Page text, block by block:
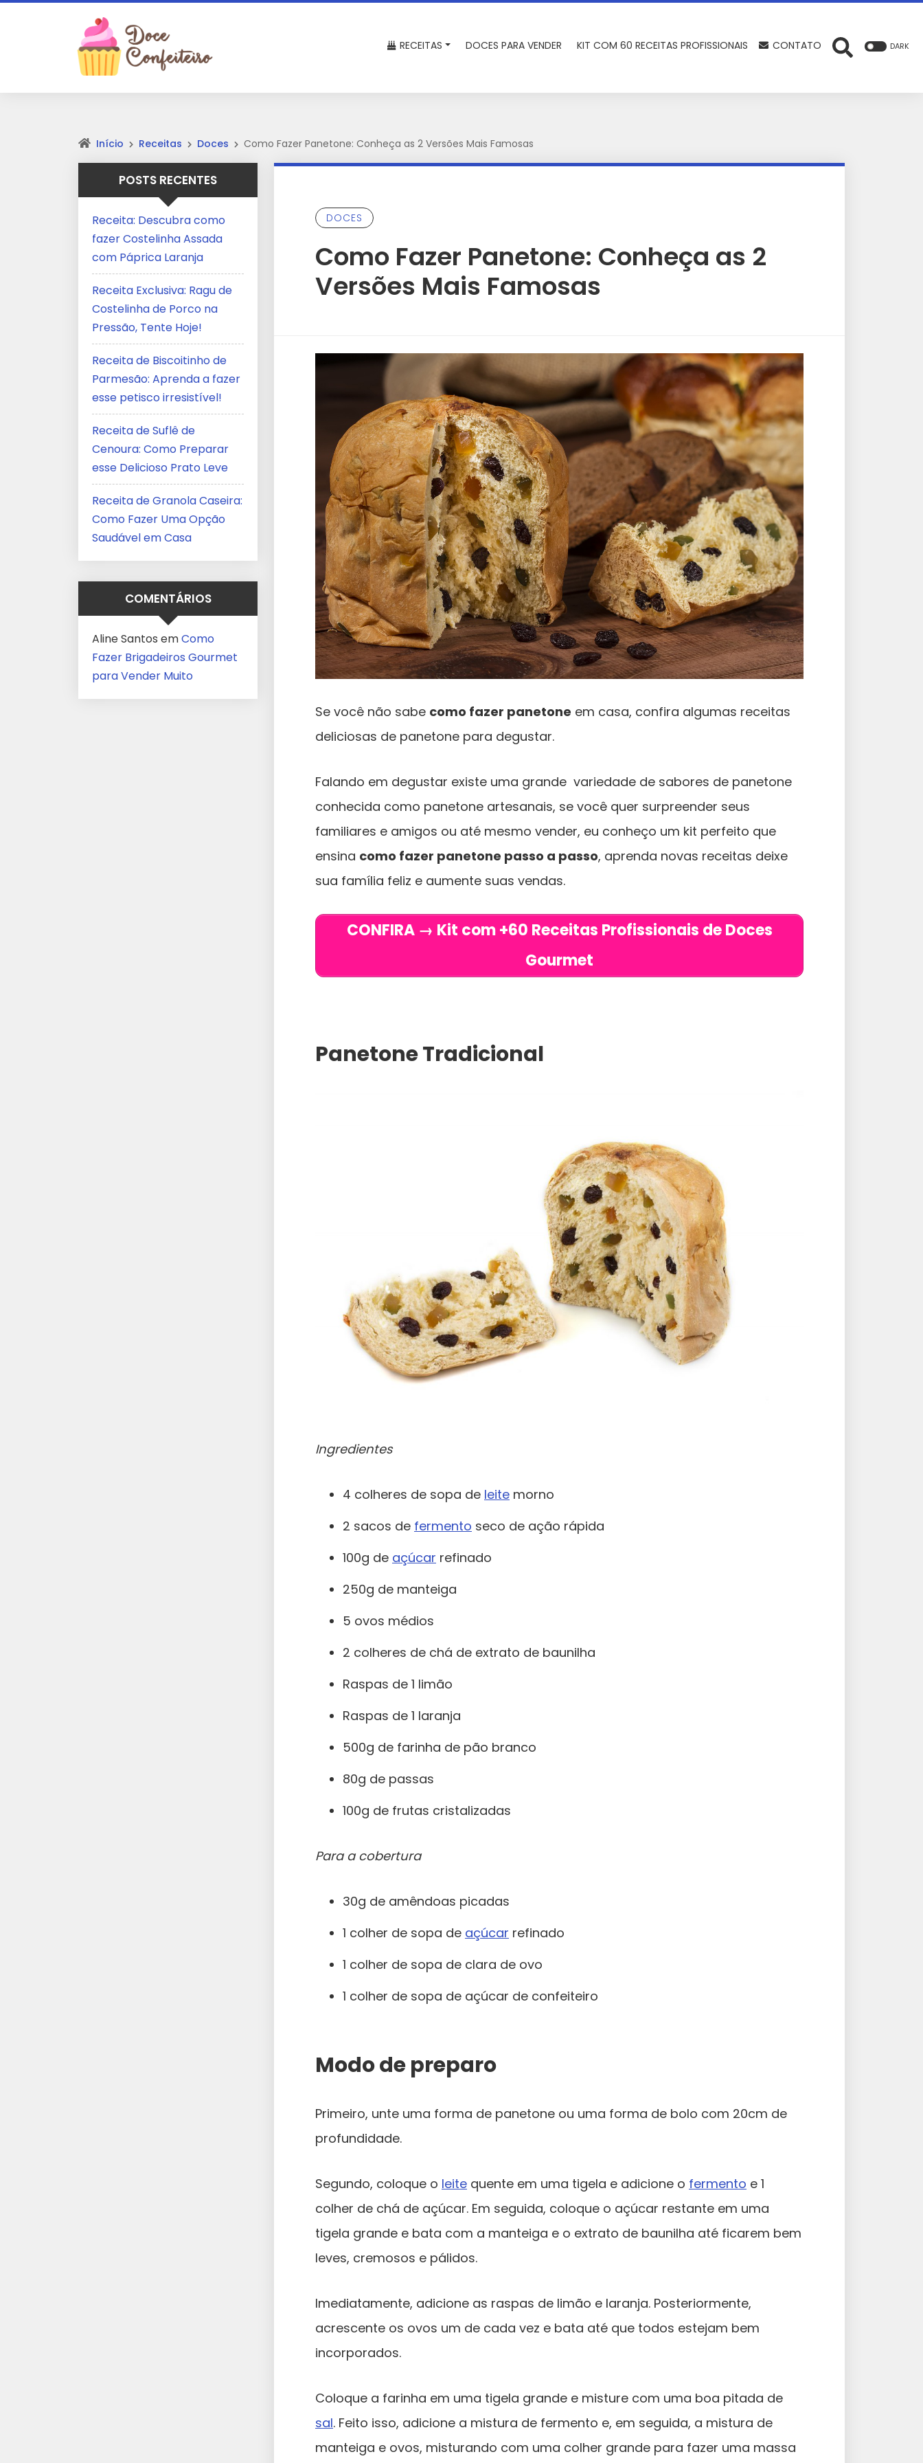
RECEITAS DOCES PARA VENDER KIT COM 60 RECEITAS PROFISSIONAIS CONTATO DARK
Início Receitas Doces Como Fazer Panetone: Conheça as 2 Versões Mais Famosas
DOCES
Como Fazer Panetone: Conheça as 2
Versões Mais Famosas
Se você não sabe como fazer panetone em casa, confira algumas receitas
deliciosas de panetone para degustar.
Falando em degustar existe uma grande variedade de sabores de panetone
conhecida como panetone artesanais, se você quer surpreender seus
familiares e amigos ou até mesmo vender, eu conheço um kit perfeito que
ensina como fazer panetone passo a passo, aprenda novas receitas deixe
sua família feliz e aumente suas vendas.
CONFIRA → Kit com +60 Receitas Profissionais de Doces
Gourmet
Panetone Tradicional
Ingredientes
4 colheres de sopa de leite morno
2 sacos de fermento seco de ação rápida
100g de açúcar refinado
250g de manteiga
5 ovos médios
2 colheres de chá de extrato de baunilha
Raspas de 1 limão
Raspas de 1 laranja
500g de farinha de pão branco
80g de passas
100g de frutas cristalizadas
Para a cobertura
30g de amêndoas picadas
1 colher de sopa de açúcar refinado
1 colher de sopa de clara de ovo
1 colher de sopa de açúcar de confeiteiro
Modo de preparo
Primeiro, unte uma forma de panetone ou uma forma de bolo com 20cm de
profundidade.
Segundo, coloque o leite quente em uma tigela e adicione o fermento e 1
colher de chá de açúcar. Em seguida, coloque o açúcar restante em uma
tigela grande e bata com a manteiga e o extrato de baunilha até ficarem bem
leves, cremosos e pálidos.
Imediatamente, adicione as raspas de limão e laranja. Posteriormente,
acrescente os ovos um de cada vez e bata até que todos estejam bem
incorporados.
Coloque a farinha em uma tigela grande e misture com uma boa pitada de
sal. Feito isso, adicione a mistura de fermento e, em seguida, a mistura de
manteiga e ovos, misturando com uma colher grande para fazer uma massa
POSTS RECENTES
Receita: Descubra como
fazer Costelinha Assada
com Páprica Laranja
Receita Exclusiva: Ragu de
Costelinha de Porco na
Pressão, Tente Hoje!
Receita de Biscoitinho de
Parmesão: Aprenda a fazer
esse petisco irresistível!
Receita de Suflê de
Cenoura: Como Preparar
esse Delicioso Prato Leve
Receita de Granola Caseira:
Como Fazer Uma Opção
Saudável em Casa
COMENTÁRIOS
Aline Santos emComo
Fazer Brigadeiros Gourmet
para Vender Muito